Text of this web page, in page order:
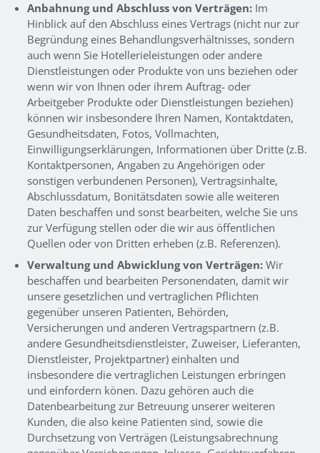
Anbahnung und Abschluss von Verträgen:Im
Hinblick auf den Abschluss eines Vertrags (nicht nur zur
Begründung eines Behandlungsverhältnisses, sondern
auch wenn Sie Hotellerieleistungen oder andere
Dienstleistungen oder Produkte von uns beziehen oder
wenn wir von Ihnen oder ihrem Auftrag- oder
Arbeitgeber Produkte oder Dienstleistungen beziehen)
können wir insbesondere Ihren Namen, Kontaktdaten,
Gesundheitsdaten, Fotos, Vollmachten,
Einwilligungserklärungen, Informationen über Dritte (z.B.
Kontaktpersonen, Angaben zu Angehörigen oder
sonstigen verbundenen Personen), Vertragsinhalte,
Abschlussdatum, Bonitätsdaten sowie alle weiteren
Daten beschaffen und sonst bearbeiten, welche Sie uns
zur Verfügung stellen oder die wir aus öffentlichen
Quellen oder von Dritten erheben (z.B. Referenzen).
Verwaltung und Abwicklung von Verträgen:Wir
beschaffen und bearbeiten Personendaten, damit wir
unsere gesetzlichen und vertraglichen Pflichten
gegenüber unseren Patienten, Behörden,
Versicherungen und anderen Vertragspartnern (z.B.
andere Gesundheitsdienstleister, Zuweiser, Lieferanten,
Dienstleister, Projektpartner) einhalten und
insbesondere die vertraglichen Leistungen erbringen
und einfordern könen. Dazu gehören auch die
Datenbearbeitung zur Betreuung unserer weiteren
Kunden, die also keine Patienten sind, sowie die
Durchsetzung von Verträgen (Leistungsabrechnung